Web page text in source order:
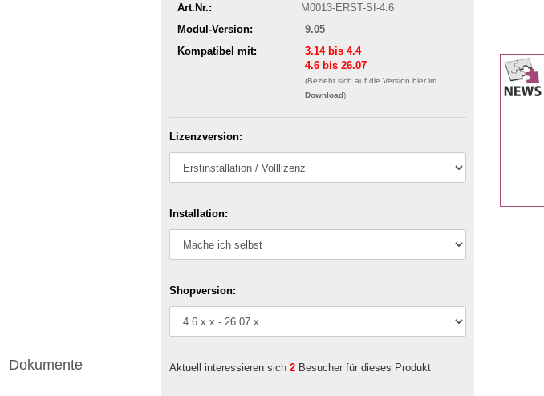
Art.Nr.:
M0013-ERST-SI-4.6
Modul-Version:
9.05
Kompatibel mit:
3.14 bis 4.4
4.6 bis 26.07
(Bezieht sich auf die Version hier im
Download)
Lizenzversion:
Installation:
Shopversion:
Aktuell interessieren sich 2 Besucher für dieses Produkt
Dokumente